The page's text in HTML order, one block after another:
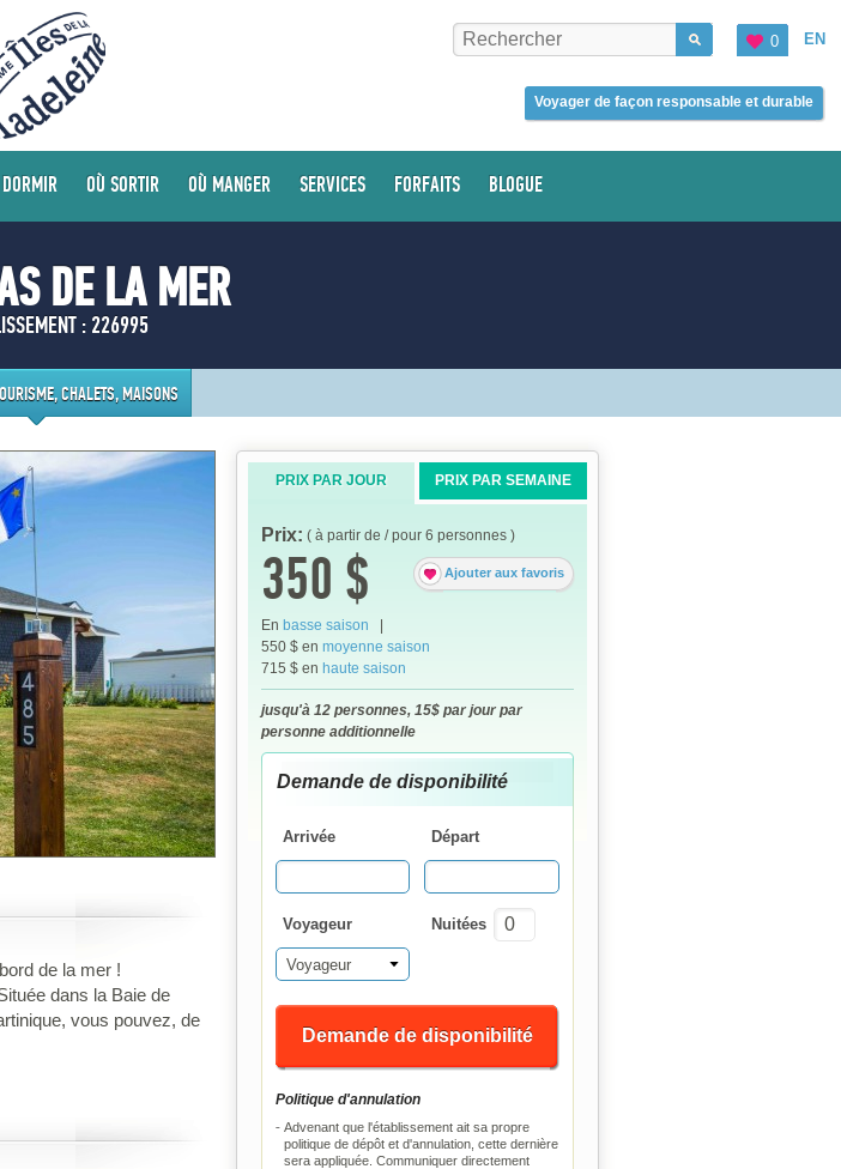
EN
0
Voyager de façon responsable et durable
OÙ SORTIR OÙ MANGER SERVICES FORFAITS BLOGUE
DE LA MER
: 226995
CHALETS, MAISONS
de la mer !
dans la Baie de
vous pouvez, de
en kayak, vous
des boutiques du
PRIX PAR JOUR PRIX PAR SEMAINE
Prix: ( à partir de / pour 6 personnes )
Ajouter aux favoris
350 $
En basse saison
550 $ en moyenne saison
715 $ en haute saison
jusqu'à 12 personnes, 15$ par jour par
personne additionnelle
Demande de disponibilité
Arrivée Départ
Voyageur
Voyageur
Nuitées
Demande de disponibilité
Politique d'annulation
Advenant que l'établissement ait sa propre
politique de dépôt et d'annulation, cette dernière
sera appliquée. Communiquer directement